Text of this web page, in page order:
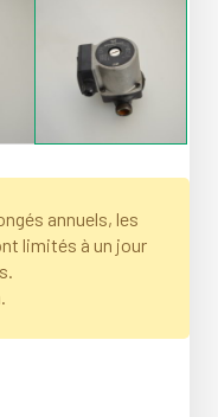
annuels, les
limités à un jour